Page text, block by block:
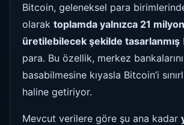
Bitcoin, geleneksel para
olarak toplamda yalnızca 21
üretilebilecek şekilde tasarlanmış
para. Bu özellik, merkez
basabilmesine kıyasla Bitcoin’i
haline getiriyor.
Mevcut verilere göre şu ana kadar